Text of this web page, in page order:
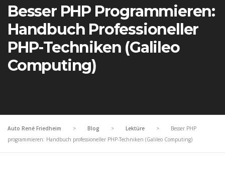
Besser PHP Programmieren:
Handbuch Professioneller
PHP-Techniken (Galileo
Computing)
Auto René Friedheim > Blog > Lektüre >
Besser PHP
programmieren: Handbuch professioneller PHP-Techniken (Galileo Computing)